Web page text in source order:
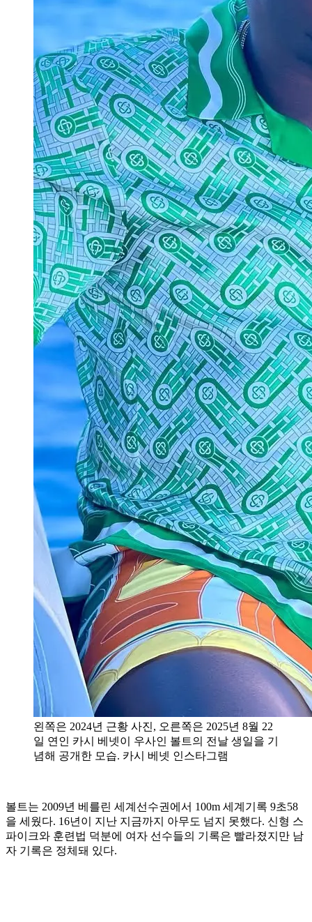
왼쪽은 2024년 근황 사진, 오른쪽은 2025년 8월 22
일 연인 카시 베넷이 우사인 볼트의 전날 생일을 기
념해 공개한 모습. 카시 베넷 인스타그램
볼트는 2009년 베를린 세계선수권에서 100m 세계기록 9초58
을 세웠다. 16년이 지난 지금까지 아무도 넘지 못했다. 신형 스
파이크와 훈련법 덕분에 여자 선수들의 기록은 빨라졌지만 남
자 기록은 정체돼 있다.